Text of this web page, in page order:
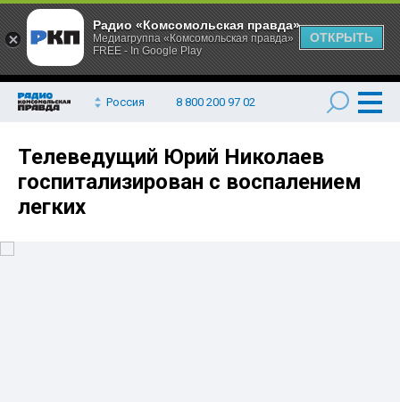
Россия 8 800 200 97 02
Телеведущий Юрий Николаев
госпитализирован с воспалением
легких
Радио «Комсомольская правда»
Медиагруппа «Комсомольская правда»
FREE - In Google Play
ОТКРЫТЬ